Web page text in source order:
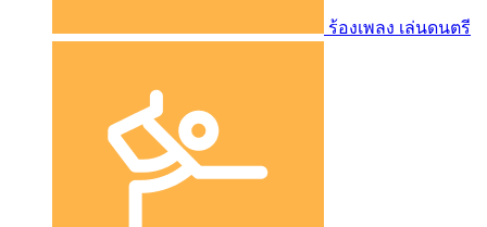
ร้องเพลง เล่นดนตรี